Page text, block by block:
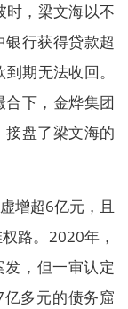
时，梁文海以不
行获得贷款超
期无法收回。
下，金烨集团
盘了梁文海的
增超6亿元，且
路。2020年，
，但一审认定
多元的债务窟